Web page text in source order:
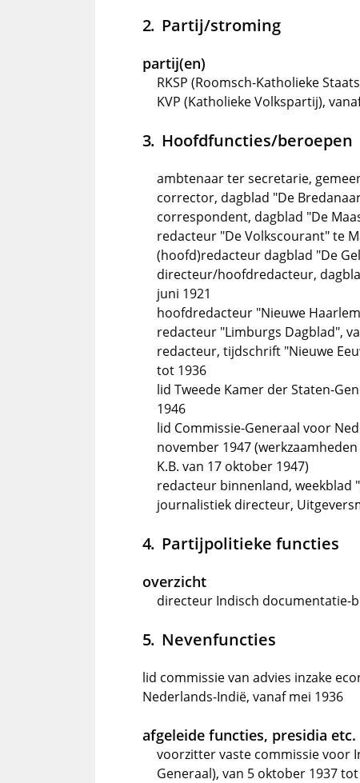
Partij/stroming
partij(en)
RKSP (Roomsch-Katholieke
KVP (Katholieke Volkspartij),
Hoofdfuncties/beroepen
ambtenaar ter secretarie,
corrector, dagblad "De
correspondent, dagblad "De
redacteur "De Volkscourant" te
(hoofd)redacteur dagblad "De
directeur/hoofdredacteur,
juni 1921
hoofdredacteur "Nieuwe
redacteur "Limburgs Dagblad",
redacteur, tijdschrift "Nieuwe
tot 1936
lid Tweede Kamer der Staten-
1946
lid Commissie-Generaal voor
november 1947
K.B. van 17 oktober 1947)
redacteur binnenland, weekblad
journalistiek directeur,
Partijpolitieke functies
overzicht
directeur Indisch documentatie-
Nevenfuncties
lid commissie van advies inzake
Nederlands-Indië, vanaf mei 1936
afgeleide functies, presidia etc.
voorzitter vaste commissie voor
Generaal), van 5 oktober 1937